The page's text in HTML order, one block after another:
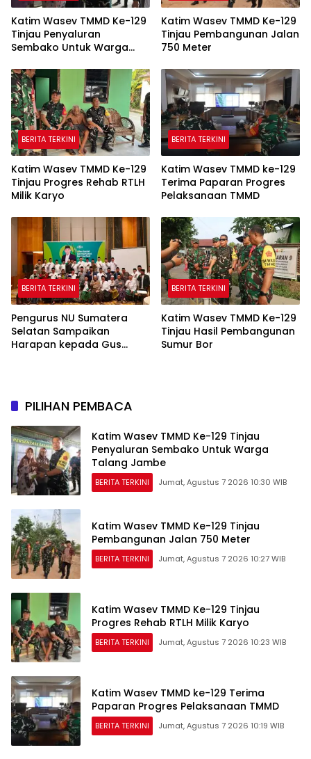
Katim Wasev TMMD Ke-129
Tinjau Penyaluran
Sembako Untuk Warga
Katim Wasev TMMD Ke-129
Tinjau Pembangunan Jalan
750 Meter
BERITA TERKINI
Katim Wasev TMMD Ke-129
Tinjau Progres Rehab RTLH
Milik Karyo
BERITA TERKINI
Katim Wasev TMMD ke-129
Terima Paparan Progres
Pelaksanaan TMMD
BERITA TERKINI
Pengurus NU Sumatera
Selatan Sampaikan
Harapan kepada Gus
BERITA TERKINI
Katim Wasev TMMD Ke-129
Tinjau Hasil Pembangunan
Sumur Bor
PILIHAN PEMBACA
Katim Wasev TMMD Ke-129 Tinjau
Penyaluran Sembako Untuk Warga
Talang Jambe
BERITA TERKINI Jumat, Agustus 7 2026 10:30 WIB
Katim Wasev TMMD Ke-129 Tinjau
Pembangunan Jalan 750 Meter
BERITA TERKINI Jumat, Agustus 7 2026 10:27 WIB
Katim Wasev TMMD Ke-129 Tinjau
Progres Rehab RTLH Milik Karyo
BERITA TERKINI Jumat, Agustus 7 2026 10:23 WIB
Katim Wasev TMMD ke-129 Terima
Paparan Progres Pelaksanaan TMMD
BERITA TERKINI Jumat, Agustus 7 2026 10:19 WIB